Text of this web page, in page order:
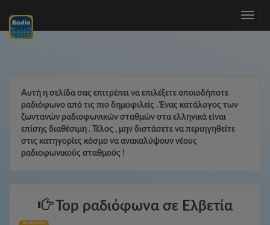
Toggle
Αυτή η σελίδα σας επιτρέπει να επιλέξετε οποιοδήποτε
ραδιόφωνο από τις πιο δημοφιλείς . Ένας κατάλογος των
ζωντανών ραδιοφωνικών σταθμών στα ελληνικά είναι
επίσης διαθέσιμη . Τέλος , μην διστάσετε να περιηγηθείτε
στις κατηγορίες κόσμο να ανακαλύψουν νέους
ραδιοφωνικούς σταθμούς !
Top ραδιόφωνα σε Ελβετία